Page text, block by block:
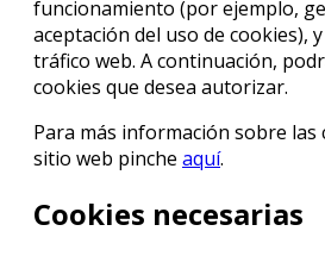
funcionamiento (por ejemplo,
aceptación del uso de cookies),
tráfico web. A continuación,
cookies que desea autorizar.
Para más información sobre las
sitio web pinche aquí.
Cookies necesarias